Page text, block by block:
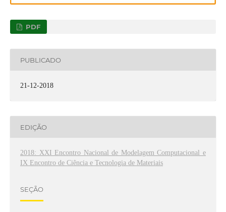
PDF
PUBLICADO
21-12-2018
EDIÇÃO
2018: XXI Encontro Nacional de Modelagem Computacional e
IX Encontro de Ciência e Tecnologia de Materiais
SEÇÃO